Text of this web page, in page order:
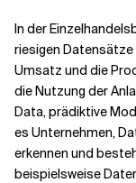
In der
riesigen
Umsatz und die
die Nutzung der
Data, prädiktive
es Unternehmen,
erkennen und
beispielsweise